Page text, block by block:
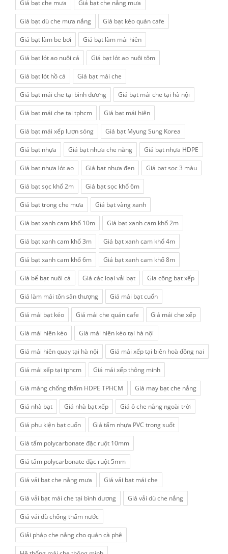
Giá bạt che mưa Giá bạt che nắng mưa
Giá bạt dù che mưa nắng Giá bạt kéo quán cafe
Giá bạt làm be bơi Giá bạt làm mái hiên
Giá bạt lót ao nuôi cá Giá bạt lót ao nuôi tôm
Giá bạt lót hồ cá Giá bạt mái che
Giá bạt mái che tại bình dương Giá bạt mái che tại hà nội
Giá bạt mái che tại tphcm Giá bạt mái hiên
Giá bạt mái xếp lượn sóng Giá bạt Myung Sung Korea
Giá bạt nhựa Giá bạt nhựa che nắng Giá bạt nhựa HDPE
Giá bạt nhựa lót ao Giá bạt nhựa đen Giá bạt sọc 3 màu
Giá bạt sọc khổ 2m Giá bạt sọc khổ 6m
Giá bạt trong che mưa Giá bạt vàng xanh
Giá bạt xanh cam khổ 10m Giá bạt xanh cam khổ 2m
Giá bạt xanh cam khổ 3m Giá bạt xanh cam khổ 4m
Giá bạt xanh cam khổ 6m Giá bạt xanh cam khổ 8m
Giá bể bạt nuôi cá Giá các loại vải bạt Gia công bạt xếp
Giá làm mái tôn sân thượng Giá mái bạt cuốn
Giá mái bạt kéo Giá mái che quán cafe Giá mái che xếp
Giá mái hiên kéo Giá mái hiên kéo tại hà nội
Giá mái hiên quay tại hà nội Giá mái xếp tại biên hoà đồng nai
Giá mái xếp tại tphcm Giá mái xếp thông minh
Giá màng chống thấm HDPE TPHCM Giá may bạt che nắng
Giá nhà bạt Giá nhà bạt xếp Giá ô che nắng ngoài trời
Giá phụ kiện bạt cuốn Giá tấm nhựa PVC trong suốt
Giá tấm polycarbonate đặc ruột 10mm
Giá tấm polycarbonate đặc ruột 5mm
Giá vải bạt che nắng mưa Giá vải bạt mái che
Giá vải bạt mái che tại bình dương Giá vải dù che nắng
Giá vải dù chống thấm nước
Giải pháp che nắng cho quán cà phê